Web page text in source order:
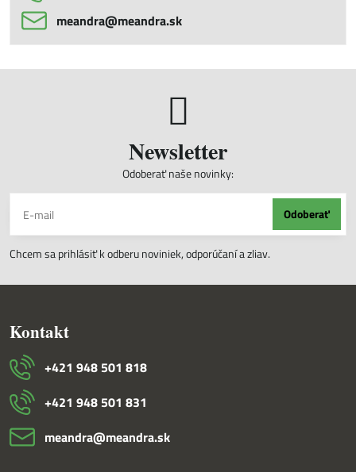
meandra​@meandra​.sk
Newsletter
Odoberať naše novinky:
Odoberať
Chcem sa prihlásiť k odberu noviniek, odporúčaní a zliav.
Kontakt
+421 948 501 818
+421 948 501 831
meandra​@meandra​.sk